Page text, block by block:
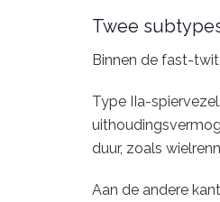
Twee
Binnen de fast-
Type IIa-
duur, zoals
Aan de andere